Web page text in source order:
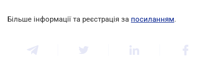
Більше інформації та реєстрація за посиланням.